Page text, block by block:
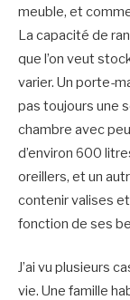
meuble, et
La capacité de
que l’on veut
varier. Un porte-
pas toujours une
chambre avec
d’environ 600
oreillers, et un
contenir valises
fonction de ses
J’ai vu plusieurs
vie. Une famille